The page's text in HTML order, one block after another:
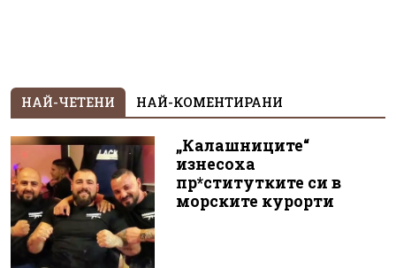
НАЙ-ЧЕТЕНИ НАЙ-КОМЕНТИРАНИ
„Калашниците“
изнесоха
пр*ститутките си в
морските курорти